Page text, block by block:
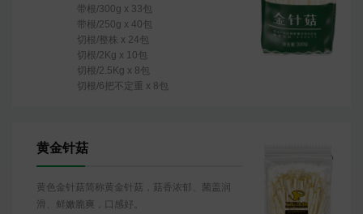
带根/300g x 33包
带根/250g x 40包
切根/整株 x 24包
切根/2Kg x 10包
切根/2.5Kg x 8包
切根/6把不定重 x 8包
黄金针菇
黄色金针菇简称黄金针菇，菇香浓郁、菌盖润
滑、鲜嫩脆爽，口感好。